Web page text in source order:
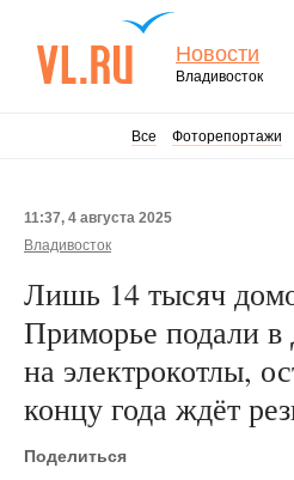
Новости
Владивосток
Все Фоторепортажи
11:37, 4 августа 2025
Владивосток
Лишь 14 тысяч
Приморье подали
на электрокотлы,
концу года ждёт
Поделиться